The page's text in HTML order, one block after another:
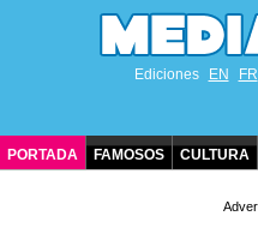
Ediciones EN FR
PORTADA FAMOSOS CULTURA